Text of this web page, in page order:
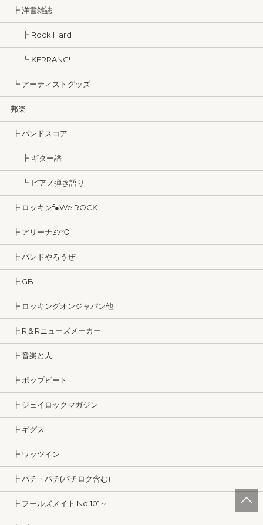
┣ 洋書雑誌
┣ Rock Hard
┗ KERRANG!
┗ アーティストグッズ
邦楽
┣ バンドスコア
┣ ギター譜
┗ ピアノ弾き語り
┣ ロッキンf●We ROCK
┣ アリーナ37℃
┣ バンドやろうぜ
┣ GB
┣ ロッキングオンジャパン他
┣ R＆Rニューズメーカー
┣ 音楽と人
┣ ポップビート
┣ ジェイロックマガジン
┣ ギグス
┣ ワッツイン
┣ パチ・パチ(パチロク含む)
┣ フールズメイト No.101～